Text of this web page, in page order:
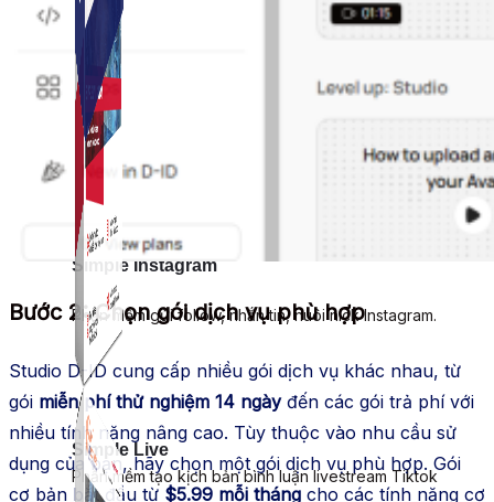
Simple Live
Phần mềm tạo kịch bản bình luận livestream Tiktok
Simple Instagram
Phần mềm gửi follow, nhắn tin, nuôi nick Instagram.
Bước 2: Chọn gói dịch vụ phù hợp
Studio D-ID cung cấp nhiều gói dịch vụ khác nhau, từ
gói miễn phí thử nghiệm 14 ngàyđến các gói trả phí với
nhiều tính năng nâng cao. Tùy thuộc vào nhu cầu sử
dụng của bạn, hãy chọn một gói dịch vụ phù hợp. Gói
cơ bản bắt đầu từ $5.99 mỗi tháng cho các tính năng cơ